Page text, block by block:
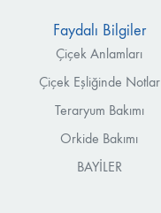
Faydalı Bilgiler
Çiçek Anlamları
Çiçek Eşliğinde Notlar
Teraryum Bakımı
Orkide Bakımı
BAYİLER